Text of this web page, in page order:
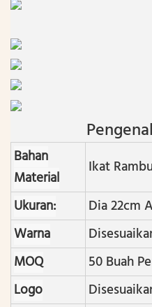
Bahan
Material
Ikat
Ukuran:
Dia 22cm
Warna
MOQ
50 Buah
Logo